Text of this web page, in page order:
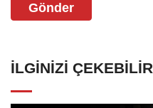
Gönder
İLGINIZI ÇEKEBILIR